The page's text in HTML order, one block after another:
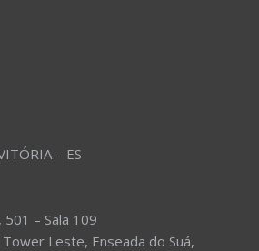
– ES
501 – Sala 109
Leste, Enseada do Suá,